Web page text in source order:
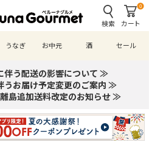
検索
0
カート
うなぎ お中元 酒 セール
伴う配送の影響について ≫
うお届け予定変更のご案内 ≫
島追加送料改定のお知らせ ≫